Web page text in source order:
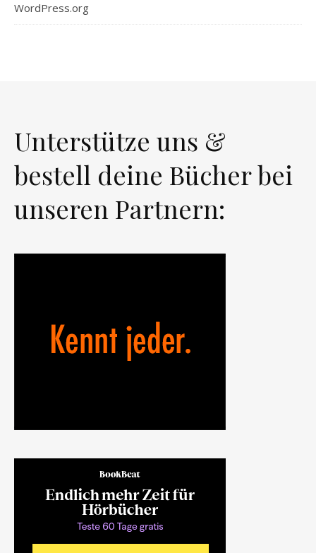
WordPress.org
Unterstütze uns &
bestell deine Bücher bei
unseren Partnern: